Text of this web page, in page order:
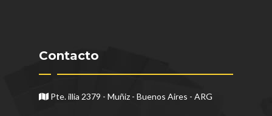
Contacto
Pte. illia 2379 - Muñiz - Buenos Aires - ARG